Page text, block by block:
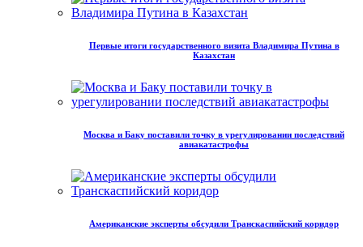
Первые итоги государственного визита Владимира Путина в
Казахстан
Москва и Баку поставили точку в урегулировании последствий
авиакатастрофы
Американские эксперты обсудили Транскаспийский коридор